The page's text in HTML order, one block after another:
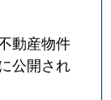
動産物件
公開され